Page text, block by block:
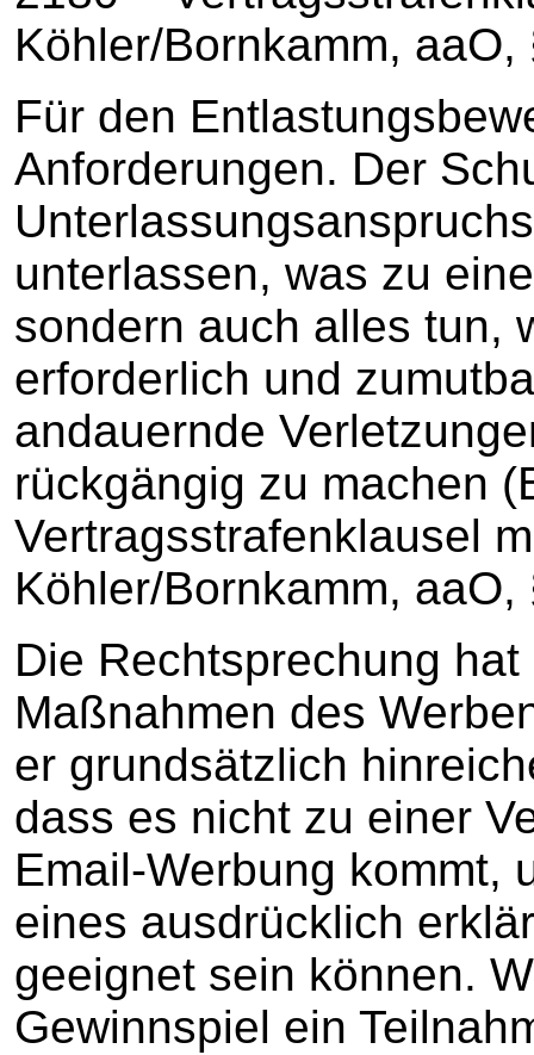
Köhler/Bornkamm,
Für den
Anforderungen. Der
unterlassen, was zu
sondern auch alles tun,
erforderlich und
andauernde
rückgängig zu machen
Vertragsstrafenklausel
Köhler/Bornkamm,
Die Rechtsprechung
Maßnahmen des
er grundsätzlich
dass es nicht zu einer
Email-Werbung kommt,
eines ausdrücklich
geeignet sein können.
Gewinnspiel ein